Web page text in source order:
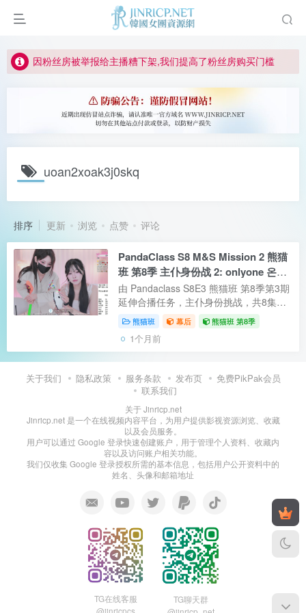
如何获得 Jinricp.net 网站邀请码
因粉丝房被举报给主播糟下架,我们提高了粉丝房购买门槛
所有ED2K链接仅支持115网盘/PikPak网盘，其它网盘均不支持
关于 PikPak 下播放视频呈现 “一条线” 的问题报告
如何获得 Jinricp.net 网站邀请码
uoan2xoak3j0skq
排序 更新 浏览 点赞 评论
PandaClass S8 M&S Mission 2 熊猫
班 第8季 主仆身份战 2: onlyone 온리
원 VS 度惠 도해
由 Pandaclass S8E3 熊猫班 第8季第3期
延伸合播任务，主仆身份挑战，共8集，
当前为第2集本期主人 Master: Onlyone
(온리원/521521)，仆人 Slave: 度惠 (도
해/uoan2xoak3j0skq) 主要就是打屁
熊猫班 幕后 熊猫班 第8季
1个月前
关于我们 隐私政策 服务条款 发布页
免费PikPak会员
联系我们
关于 Jinricp.net
Jinricp.net 是一个在线视频内容平台，为用户提供影视资源浏览、收藏
以及会员服务。
用户可以通过 Google 登录快速创建账户，用于管理个人资料、收藏内
容以及访问账户相关功能。
我们仅收集 Google 登录授权所需的基本信息，包括用户公开资料中的
姓名、头像和邮箱地址
TG在线客服
TG聊天群